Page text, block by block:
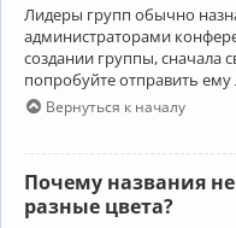
Лидеры групп обычно
администраторами
создании группы, сначала
попробуйте отправить
Вернуться к началу
Почему названия
разные цвета?